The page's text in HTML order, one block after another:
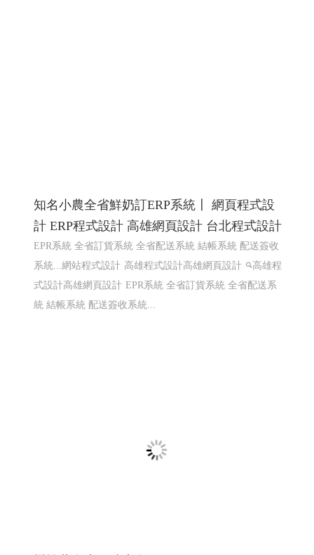
知名小農全省鮮奶訂ERP系統〡 網頁程式設
計 ERP程式設計 高雄網頁設計 台北程式設計
EPR系統 全省訂貨系統 全省配送系統 結帳系統 配送簽收
系統...網站程式設計 高雄程式設計高雄網頁設計
高雄程
式設計高雄網頁設計 EPR系統 全省訂貨系統 全省配送系
統 結帳系統 配送簽收系統...